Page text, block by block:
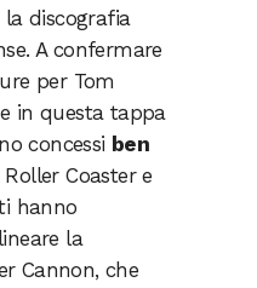
discografia
A confermare
per Tom
in questa tappa
concessi ben
Roller Coaster e
hanno
la
Cannon, che